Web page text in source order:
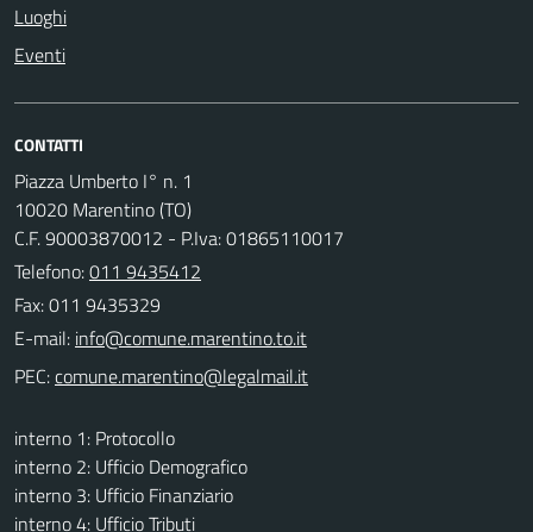
Luoghi
Eventi
CONTATTI
Piazza Umberto I° n. 1
10020 Marentino (TO)
C.F. 90003870012 - P.Iva: 01865110017
Telefono:011 9435412
Fax: 011 9435329
E-mail:
PEC:
interno 1: Protocollo
interno 2: Ufficio Demografico
interno 3: Ufficio Finanziario
interno 4: Ufficio Tributi